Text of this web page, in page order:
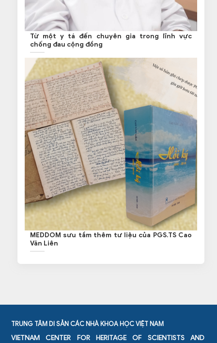
Từ một y tá đến chuyên gia trong lĩnh vực
chống đau cộng đồng
MEDDOM sưu tầm thêm tư liệu của PGS.TS Cao
Văn Liên
TRUNG TÂM DI SẢN CÁC NHÀ KHOA HỌC VIỆT NAM
VIETNAM CENTER FOR HERITAGE OF SCIENTISTS AND